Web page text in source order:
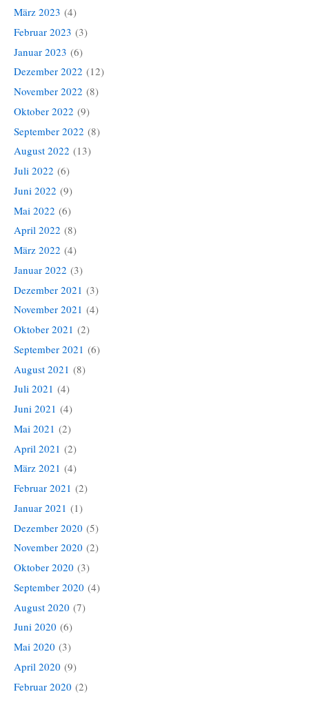
März 2023 (4)
Februar 2023 (3)
Januar 2023 (6)
Dezember 2022 (12)
November 2022 (8)
Oktober 2022 (9)
September 2022 (8)
August 2022 (13)
Juli 2022 (6)
Juni 2022 (9)
Mai 2022 (6)
April 2022 (8)
März 2022 (4)
Januar 2022 (3)
Dezember 2021 (3)
November 2021 (4)
Oktober 2021 (2)
September 2021 (6)
August 2021 (8)
Juli 2021 (4)
Juni 2021 (4)
Mai 2021 (2)
April 2021 (2)
März 2021 (4)
Februar 2021 (2)
Januar 2021 (1)
Dezember 2020 (5)
November 2020 (2)
Oktober 2020 (3)
September 2020 (4)
August 2020 (7)
Juni 2020 (6)
Mai 2020 (3)
April 2020 (9)
Februar 2020 (2)